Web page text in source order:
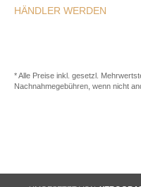
HÄNDLER WERDEN
* Alle Preise inkl. gesetzl.
Nachnahmegebühren, wenn nicht